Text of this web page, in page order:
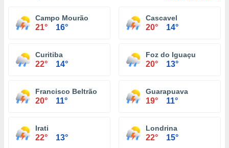
Campo Mourão
21° 16°
Cascavel
20° 14°
Curitiba
22° 14°
Foz do Iguaçu
20° 13°
Francisco Beltrão
20° 11°
Guarapuava
19° 11°
Irati
22° 13°
Londrina
22° 15°